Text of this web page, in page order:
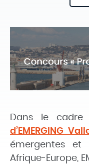
Dans le
d’EMERGING
émergentes et
Afrique-Europe,